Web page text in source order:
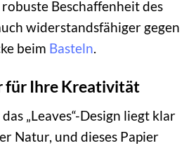
Beschaffenheit des
widerstandsfähiger gegen
beim Basteln.
für Ihre Kreativität
„Leaves“-Design liegt klar
Natur, und dieses Papier